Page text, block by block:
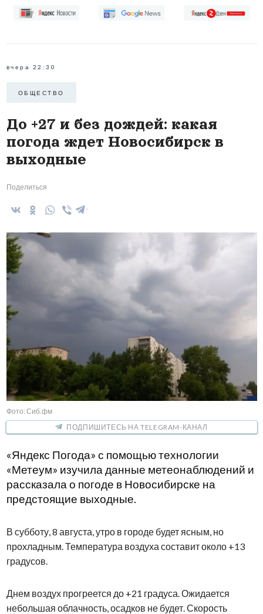
вчера 22:30
ОБЩЕСТВО
До +27 и без дождей: какая
погода ждет Новосибирск в
выходные
Поделиться
Фото: Сиб.фм
ПОДПИШИТЕСЬ НА TELEGRAM-КАНАЛ
«Яндекс Погода» с помощью технологии
«Метеум» изучила данные метеонаблюдений и
рассказала о погоде в Новосибирске на
предстоящие выходные.
В субботу, 8 августа, утро в городе будет ясным, но
прохладным. Температура воздуха составит около +13
градусов.
Днем воздух прогреется до +21 градуса. Ожидается
небольшая облачность, осадков не будет. Скорость